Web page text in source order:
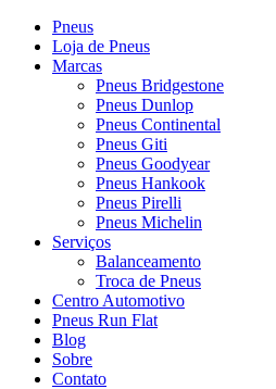
Pneus
Loja de Pneus
Marcas
Pneus Bridgestone
Pneus Dunlop
Pneus Continental
Pneus Giti
Pneus Goodyear
Pneus Hankook
Pneus Pirelli
Pneus Michelin
Serviços
Balanceamento
Troca de Pneus
Centro Automotivo
Pneus Run Flat
Blog
Sobre
Contato